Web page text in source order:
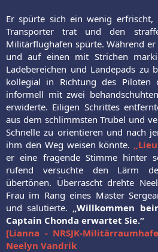
Er spürte sich ein wenig
Transporter trat und den
Militärflughafen spürte. Während
und auf einen mit Strichen
Ladebereichen und Landepads zu
kollegial in Richtung des Piloten
informell mit zwei
erwiderte. Eiligen Schrittes
aus dem schlimmsten Trubel und
Schnelle zu orientieren und nach
ihm den Weg weisen könnte.
er eine fragende Stimme hinter
rufend versuchte den Lärm
übertönen. Überrascht drehte
Frau im Rang eines Master
und salutierte.
„Willkommen
Captain Chonda erwartet Sie.“
[Lianna - NRSJK-
Neelyn Vandrik